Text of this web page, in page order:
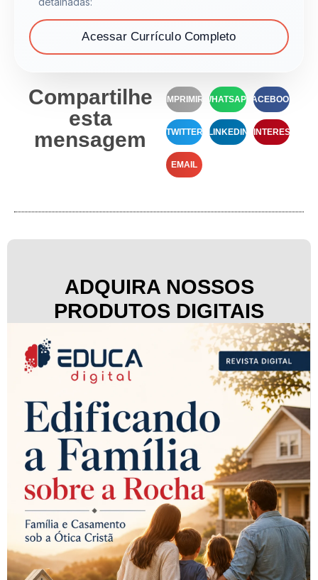
Acessar Currículo Completo
Compartilhe
esta
mensagem
IMPRIMIR WHATSAPP FACEBOOK
TWITTER LINKEDIN PINTEREST
EMAIL
ADQUIRA NOSSOS
PRODUTOS DIGITAIS